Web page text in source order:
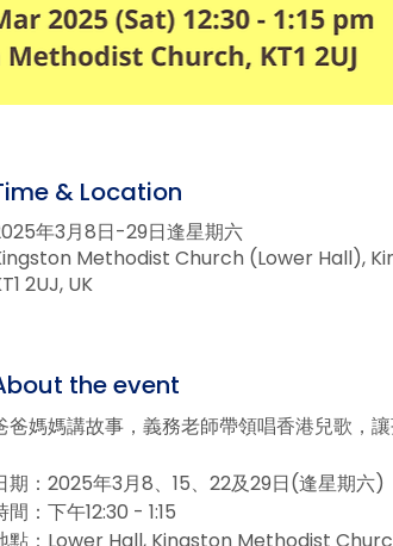
& Location
年3月8日-29日逢星期六
Methodist Church (Lower Hall),
2UJ, UK
the event
爸媽媽講故事，義務老師帶領唱香港兒歌，
期：2025年3月8、15、22及29日(逢星期六)
間：下午12:30 - 1:15
點：Lower Hall, Kingston Methodist